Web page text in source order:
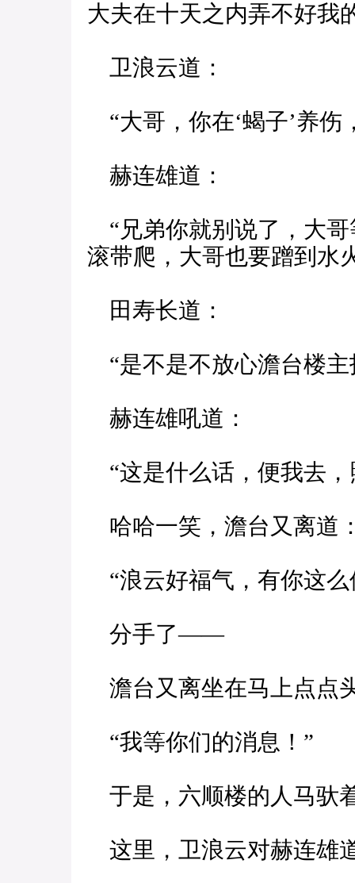
大夫在十天之内弄不好我
卫浪云道：
“大哥，你在‘蝎子’养
赫连雄道：
“兄弟你就别说了，大
滚带爬，大哥也要蹭到水
田寿长道：
“是不是不放心澹台楼主
赫连雄吼道：
“这是什么话，便我去，
哈哈一笑，澹台又离道
“浪云好福气，有你这
分手了——
澹台又离坐在马上点点
“我等你们的消息！”
于是，六顺楼的人马
这里，卫浪云对赫连雄